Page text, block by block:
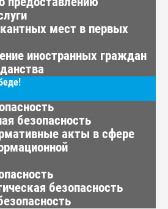
мест в первых
иностранных граждан
безопасность
акты в сфере
безопасность